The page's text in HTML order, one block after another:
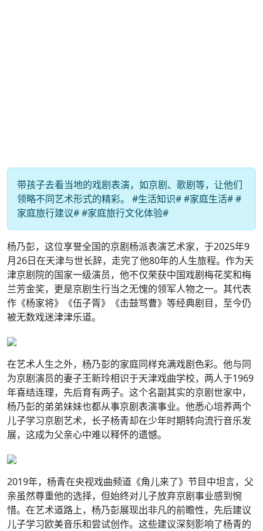
带孩子去看当地的戏剧表演，如京剧、歌剧等，让他们
领略不同艺术形式的精彩。 #生活知识# #家庭生活# #
家庭旅行建议# #家庭旅行文化体验#
杨乃彭，这位享誉全国的京剧杨派表演艺术家，于2025年9
月26日在天津与世长辞，走完了他80年的人生旅程。作为天
津京剧院的国家一级演员，他不仅荣获中国戏剧梅花奖和梅
兰芳金奖，更是京剧生行当之无愧的领军人物之一。其代表
作《杨家将》《伍子胥》《击鼓骂曹》等经典剧目，至今仍
被无数戏迷津津乐道。
在艺术人生之外，杨乃彭的家庭同样充满戏剧色彩。他与同
为京剧演员的妻子王新玲相识于天津戏曲学校，两人于1969
年喜结连理，先后育有两子。这个名副其实的京剧世家中，
杨乃彭的弟弟妹妹也都从事京剧表演事业。他悉心培养两个
儿子学习京剧艺术，长子杨青却在少年时期转向流行音乐发
展，这成为父亲心中难以释怀的遗憾。
2019年，杨青在央视戏曲频道《角儿来了》节目中坦言，父
亲虽然尊重他的选择，但始终对儿子放弃京剧事业感到惋
惜。在艺术道路上，杨乃彭展现出非凡的前瞻性，先后建议
儿子学习欧美音乐和尝试创作。这些建议深刻影响了杨青的